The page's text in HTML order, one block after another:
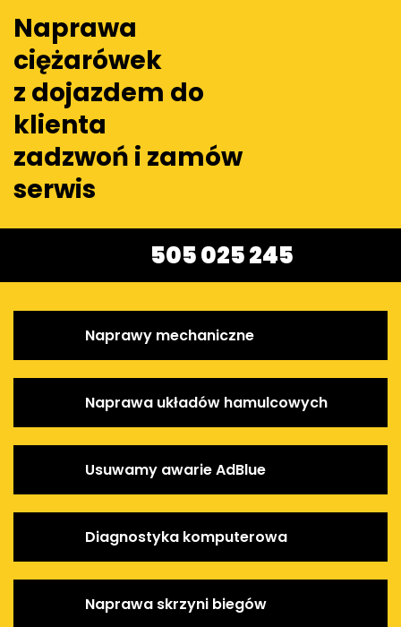
Naprawa
ciężarówek
z dojazdem do
klienta
zadzwoń i zamów
serwis
505 025 245
Naprawy mechaniczne
Naprawa układów hamulcowych
Usuwamy awarie AdBlue
Diagnostyka komputerowa
Naprawa skrzyni biegów